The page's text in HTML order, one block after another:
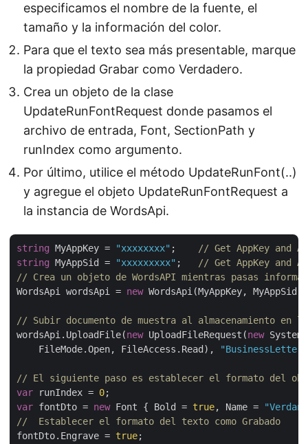
especificamos el nombre de la fuente, el
tamaño y la información del color.
Para que el texto sea más presentable, marque
la propiedad Grabar como Verdadero.
Crea un objeto de la clase
UpdateRunFontRequest donde pasamos el
archivo de entrada, Font, SectionPath y
runIndex como argumento.
Por último, utilice el método UpdateRunFont(..)
y agregue el objeto UpdateRunFontRequest a
la instancia de WordsApi.
string MyAppKey = "xxxxxxxx" ; // Get AppKey and
string MyAppSid = "xxxxxxxxx" ; // Get AppKey and
// Crea un objeto de WordsAPI mientras pasas
WordsApi wordsApi = new WordsApi(MyAppKey, MyAppSid);
// Subir documento de muestra al almacenamiento en
wordsApi.UploadFile(new UploadFileRequest(new
    FileMode.Open, FileAccess.Read),
// El siguiente paso es establecer el formato del
var runIndex = 0
var fontDto = new Font { Bold = true, Name =
//  Establecer el formato del texto como Grabado
fontDto.Engrave = true